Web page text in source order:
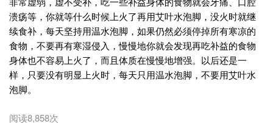
溃疡等，你就等什么时候上火了再用艾叶水泡脚，没火时就继
续食补，每天坚持用温水泡脚，如果仍然必须停掉所有寒凉的
食物，不要再有寒湿侵入，慢慢地你就会发现再吃补益的食物
身体也不容易上火了，而且体质在慢慢地增强。以后还是一
样，只要没有明显上火时，每天只用温水泡脚，不要用艾叶水
泡脚。
阅读8,858次